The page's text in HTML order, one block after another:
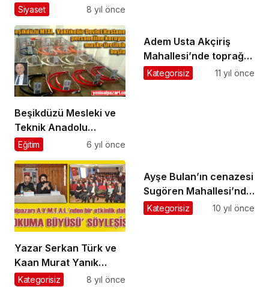
Belediye Başkanlığı
Siyaset 8 yıl önce
Beşikdüzü Mesleki ve
Teknik Anadolu
Lisesi’nden ‘Covid-
destek
Eğitim 6 yıl önce
Adem Usta Akçiriş
Mahallesi’nde toprağa
verildi
Kategorisiz 11 yıl önce
Yazar Serkan Türk ve
Kaan Murat Yanık
Şalpazarı A.Y.M.T.A.L.
Kategorisiz 8 yıl önce
Ayşe Bulan’ın cenazesi
Sugören Mahallesi’nde
toprağa verildi
Kategorisiz 10 yıl önce